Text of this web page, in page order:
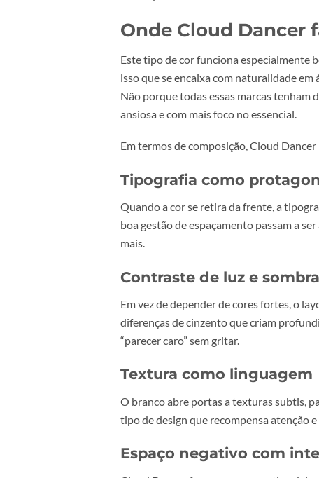
O erro comum:
um branco quente muda a
nesse território de nuance, em
Há também um efeito psicológico
hierarquia e contraste deixam de
Onde Cloud
Este tipo de cor funciona
isso que se encaixa com
ansiosa e com mais foco no
Em termos de composição,
Tipografia como
Quando a cor se retira da frente, a
boa gestão de espaçamento
mais.
Contraste de luz e